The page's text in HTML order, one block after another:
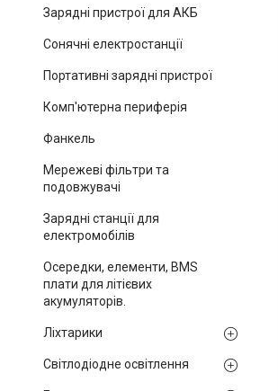
Зарядні пристрої для АКБ
Сонячні електростанції
Портативні зарядні пристрої
Комп'ютерна периферія
Фанкель
Мережеві фільтри та
подовжувачі
Зарядні станції для
електромобілів
Осередки, елементи, BMS
плати для літієвих
акумуляторів.
Ліхтарики
Світлодіодне освітлення